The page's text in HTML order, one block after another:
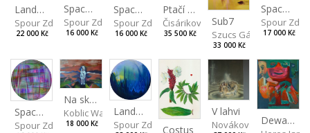
Landscape III
Spour Zdeněk
22 000 Kč
Spaces I
Spour Zdeněk
16 000 Kč
Spaces II
Spour Zdeněk
16 000 Kč
Ptačí perspektiva
Čisáriková Táňa
35 500 Kč
Sub7
Szucs Gábor
33 000 Kč
Spaces IV
Spour
17 000 Kč
Spaces III
Spour Zdeněk
Na skalách
Koblic Walterová Martina
18 000 Kč
Landscape II
Spour ZdeněkCostus
V lahvi
Nováková BlankaDewa pagan